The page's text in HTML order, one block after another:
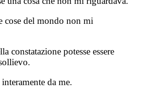
cose del mondo non mi
constatazione potesse essere
da me.